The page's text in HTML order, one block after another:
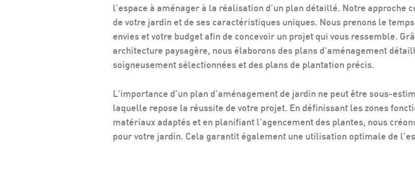
l'espace à aménager à la réalisation d'un plan détaillé. Notre approche
de votre jardin et de ses caractéristiques uniques. Nous prenons le
envies et votre budget afin de concevoir un projet qui vous ressemble.
architecture paysagère, nous élaborons des plans d'aménagement
soigneusement sélectionnées et des plans de plantation précis.
L'importance d'un plan d'aménagement de jardin ne peut être sous-
laquelle repose la réussite de votre projet. En définissant les zones
matériaux adaptés et en planifiant l'agencement des plantes, nous
pour votre jardin. Cela garantit également une utilisation optimale de